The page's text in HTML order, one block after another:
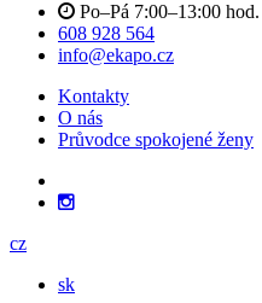
Po–Pá 7:00–13:00 hod.
608 928 564
info@ekapo.cz
Kontakty
O nás
Průvodce spokojené ženy
cz
sk